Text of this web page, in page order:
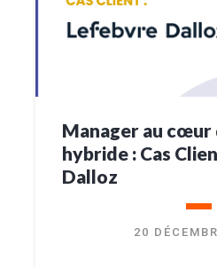
Manager au cœur
hybride : Cas
Dalloz
20